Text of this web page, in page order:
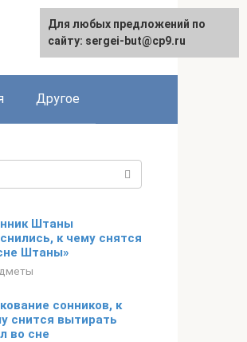
Другое
Штаны
к чему снятся
Штаны»
сонников, к
снится вытирать
во сне
Для любых предложений по
сайту: sergei-but@cp9.ru